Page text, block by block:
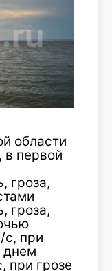
области
в первой
гроза,
гроза,
с, при
днем
при грозе